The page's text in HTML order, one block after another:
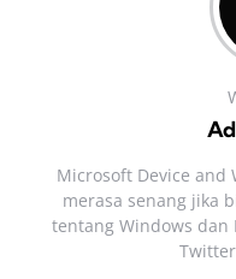
Microsoft Device and
merasa senang jika
tentang Windows dan